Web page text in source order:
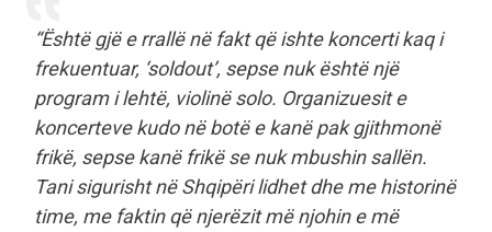
“Është gjë e rrallë në fakt që ishte koncerti kaq i
frekuentuar, ‘soldout’, sepse nuk është një
program i lehtë, violinë solo. Organizuesit e
koncerteve kudo në botë e kanë pak gjithmonë
frikë, sepse kanë frikë se nuk mbushin sallën.
Tani sigurisht në Shqipëri lidhet dhe me historinë
time, me faktin që njerëzit më njohin e më